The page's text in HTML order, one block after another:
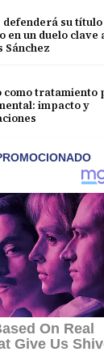
defenderá su
en un duelo clave
Sánchez
como tratamiento
impacto y